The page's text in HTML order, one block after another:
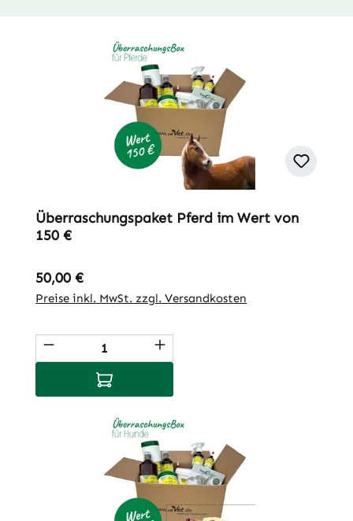
Überraschungspaket Pferd im Wert von
150 €
Regulärer Preis:
50,00 €
Preise inkl. MwSt. zzgl. Versandkosten
Produkt Anzahl: Gib den
In den Warenkorb